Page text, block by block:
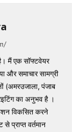
मैं एक सॉफ्टवेयर
और समाचार सामग्री
(अमरउजाला, पंजाब
का अनुभव है ।
विकसित करने
प्राप्त वर्तमान